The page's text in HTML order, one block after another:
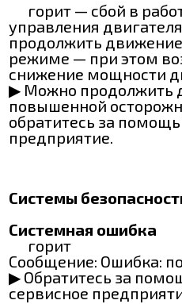
горит — сбой в
управления
продолжить
режиме — при этом
снижение мощности
▶ Можно продолжить
повышенной
обратитесь за
предприятие.
Системы
Системная ошибка
горит
Сообщение: Ошибка:
▶ Обратитесь за
сервисное